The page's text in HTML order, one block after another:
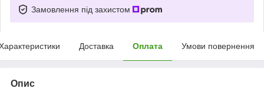
Замовлення під захистом
Доставка Оплата Умови повернення
Опис